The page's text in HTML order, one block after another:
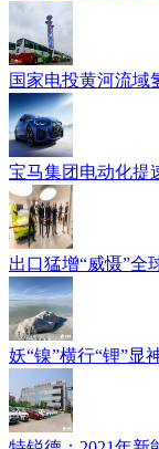
国家电投黄河流域
宝马集团电动化提
出口猛增“威慑”全
妖“镍”横行“锂”显